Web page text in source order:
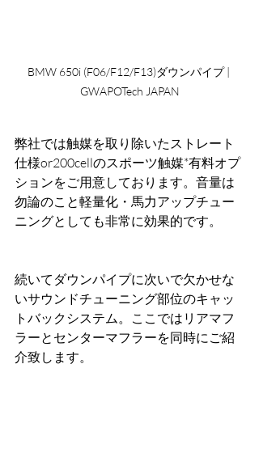
BMW 650i (F06/F12/F13)ダウンパイプ |
GWAPOTech JAPAN
弊社では触媒を取り除いたストレート
仕様or200cellのスポーツ触媒*有料オプ
ションをご用意しております。音量は
勿論のこと軽量化・馬力アップチュー
ニングとしても非常に効果的です。
続いてダウンパイプに次いで欠かせな
いサウンドチューニング部位のキャッ
トバックシステム。ここではリアマフ
ラーとセンターマフラーを同時にご紹
介致します。